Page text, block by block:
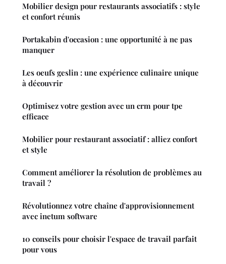
Mobilier design pour restaurants associatifs : style
et confort réunis
Portakabin d'occasion : une opportunité à ne pas
manquer
Les oeufs geslin : une expérience culinaire unique
à découvrir
Optimisez votre gestion avec un crm pour tpe
efficace
Mobilier pour restaurant associatif : alliez confort
et style
Comment améliorer la résolution de problèmes au
travail ?
Révolutionnez votre chaîne d'approvisionnement
avec inetum software
10 conseils pour choisir l'espace de travail parfait
pour vous